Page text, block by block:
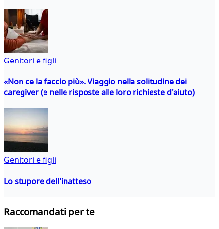
Genitori e figli
«Non ce la faccio più». Viaggio nella solitudine dei
caregiver (e nelle risposte alle loro richieste d'aiuto)
Genitori e figli
Lo stupore dell'inatteso
Raccomandati per te